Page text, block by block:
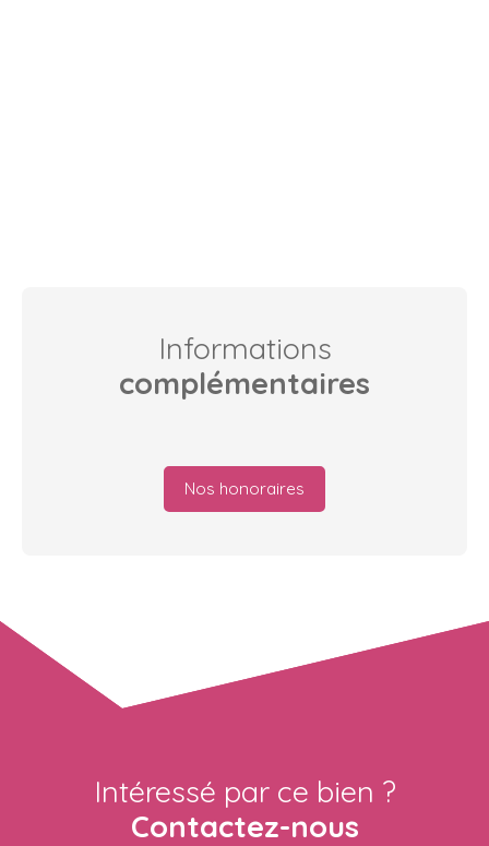
Informations
complémentaires
Nos honoraires
Intéressé par ce bien ?
Contactez-nous